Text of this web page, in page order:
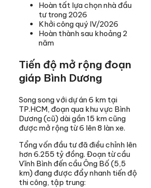
Hoàn tất lựa chọn nhà đầu
tư trong 2026
Khởi công quý IV/2026
Hoàn thành sau khoảng 2
năm
Tiến độ mở rộng đoạn
giáp Bình Dương
Song song với dự án 6 km tại
TP.HCM, đoạn qua khu vực Bình
Dương (cũ) dài gần 15 km cũng
được mở rộng từ 6 lên 8 làn xe.
Tổng vốn đầu tư đã điều chỉnh lên
hơn 6.255 tỷ đồng. Đoạn từ cầu
Vĩnh Bình đến cầu Ông Bố (5,5
km) đang được đẩy nhanh tiến độ
thi công, tập trung: